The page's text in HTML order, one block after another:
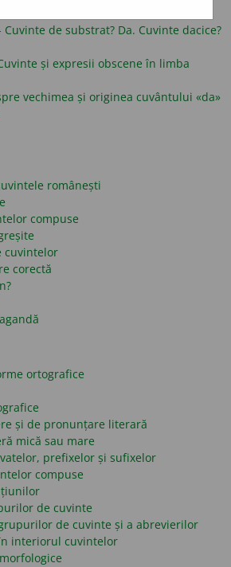
de substrat? Da. Cuvinte dacice?
și expresii obscene în limba
vechimea și originea cuvântului «da»
românești
compuse
cuvintelor
corectă
ortografice
și de pronunțare literară
mică sau mare
prefixelor și sufixelor
compuse
de cuvinte
de cuvinte și a abrevierilor
interiorul cuvintelor